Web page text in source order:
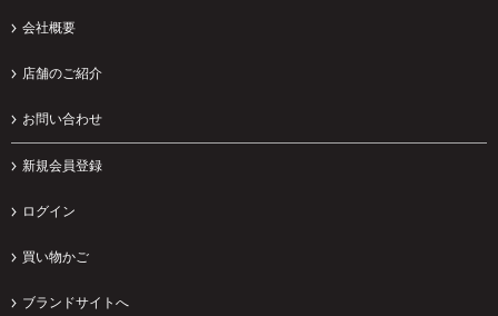
会社概要
店舗のご紹介
お問い合わせ
新規会員登録
ログイン
買い物かご
ブランドサイトへ